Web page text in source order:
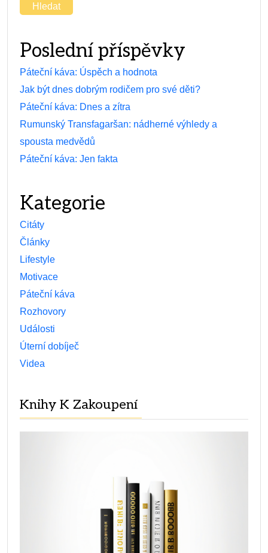
Hledat
Poslední příspěvky
Páteční káva: Úspěch a hodnota
Jak být dnes dobrým rodičem pro své děti?
Páteční káva: Dnes a zítra
Rumunský Transfagaršan: nádherné výhledy a
spousta medvědů
Páteční káva: Jen fakta
Kategorie
Citáty
Články
Lifestyle
Motivace
Páteční káva
Rozhovory
Události
Úterní dobíječ
Videa
Knihy K Zakoupení